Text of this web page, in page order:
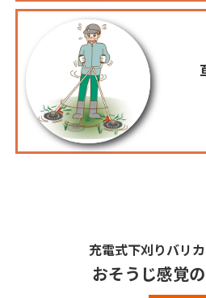
充電式下刈りバリ
おそうじ感覚